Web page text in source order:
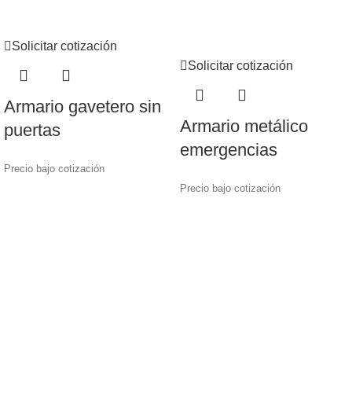
Solicitar cotización
Armario gavetero sin
puertas
Precio bajo cotización
Solicitar cotización
Armario metálico
emergencias
Precio bajo cotización